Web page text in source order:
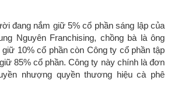
đang nắm giữ 5% cổ phần sáng lập của
Nguyên Franchising, chồng bà là ông
10% cổ phần còn Công ty cổ phần tập
85% cổ phần. Công ty này chính là đơn
nhượng quyền thương hiệu cà phê